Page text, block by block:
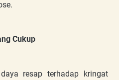
Cukup
resap terhadap kringat